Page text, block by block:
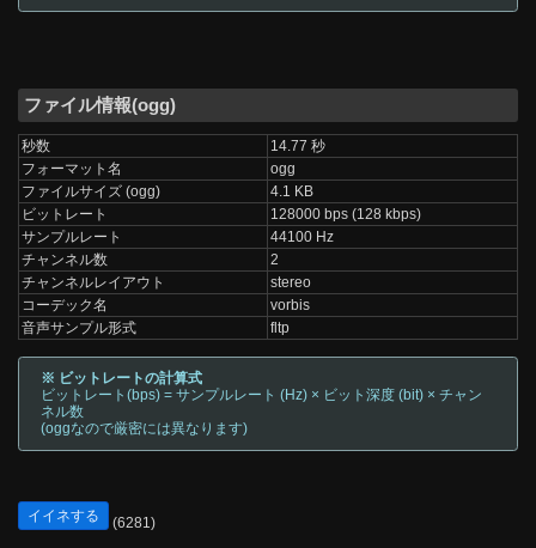
ファイル情報(ogg)
秒数
14.77 秒
フォーマット名
ogg
ファイルサイズ (ogg)
4.1 KB
ビットレート
128000 bps (128 kbps)
サンプルレート
44100 Hz
チャンネル数
2
チャンネルレイアウト
stereo
コーデック名
vorbis
音声サンプル形式
fltp
※ ビットレートの計算式
ビットレート(bps) = サンプルレート (Hz) × ビット深度 (bit) × チャン
ネル数
(oggなので厳密には異なります)
イイネする (6281)